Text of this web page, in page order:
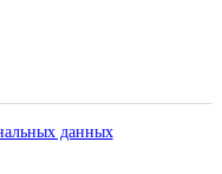
данных